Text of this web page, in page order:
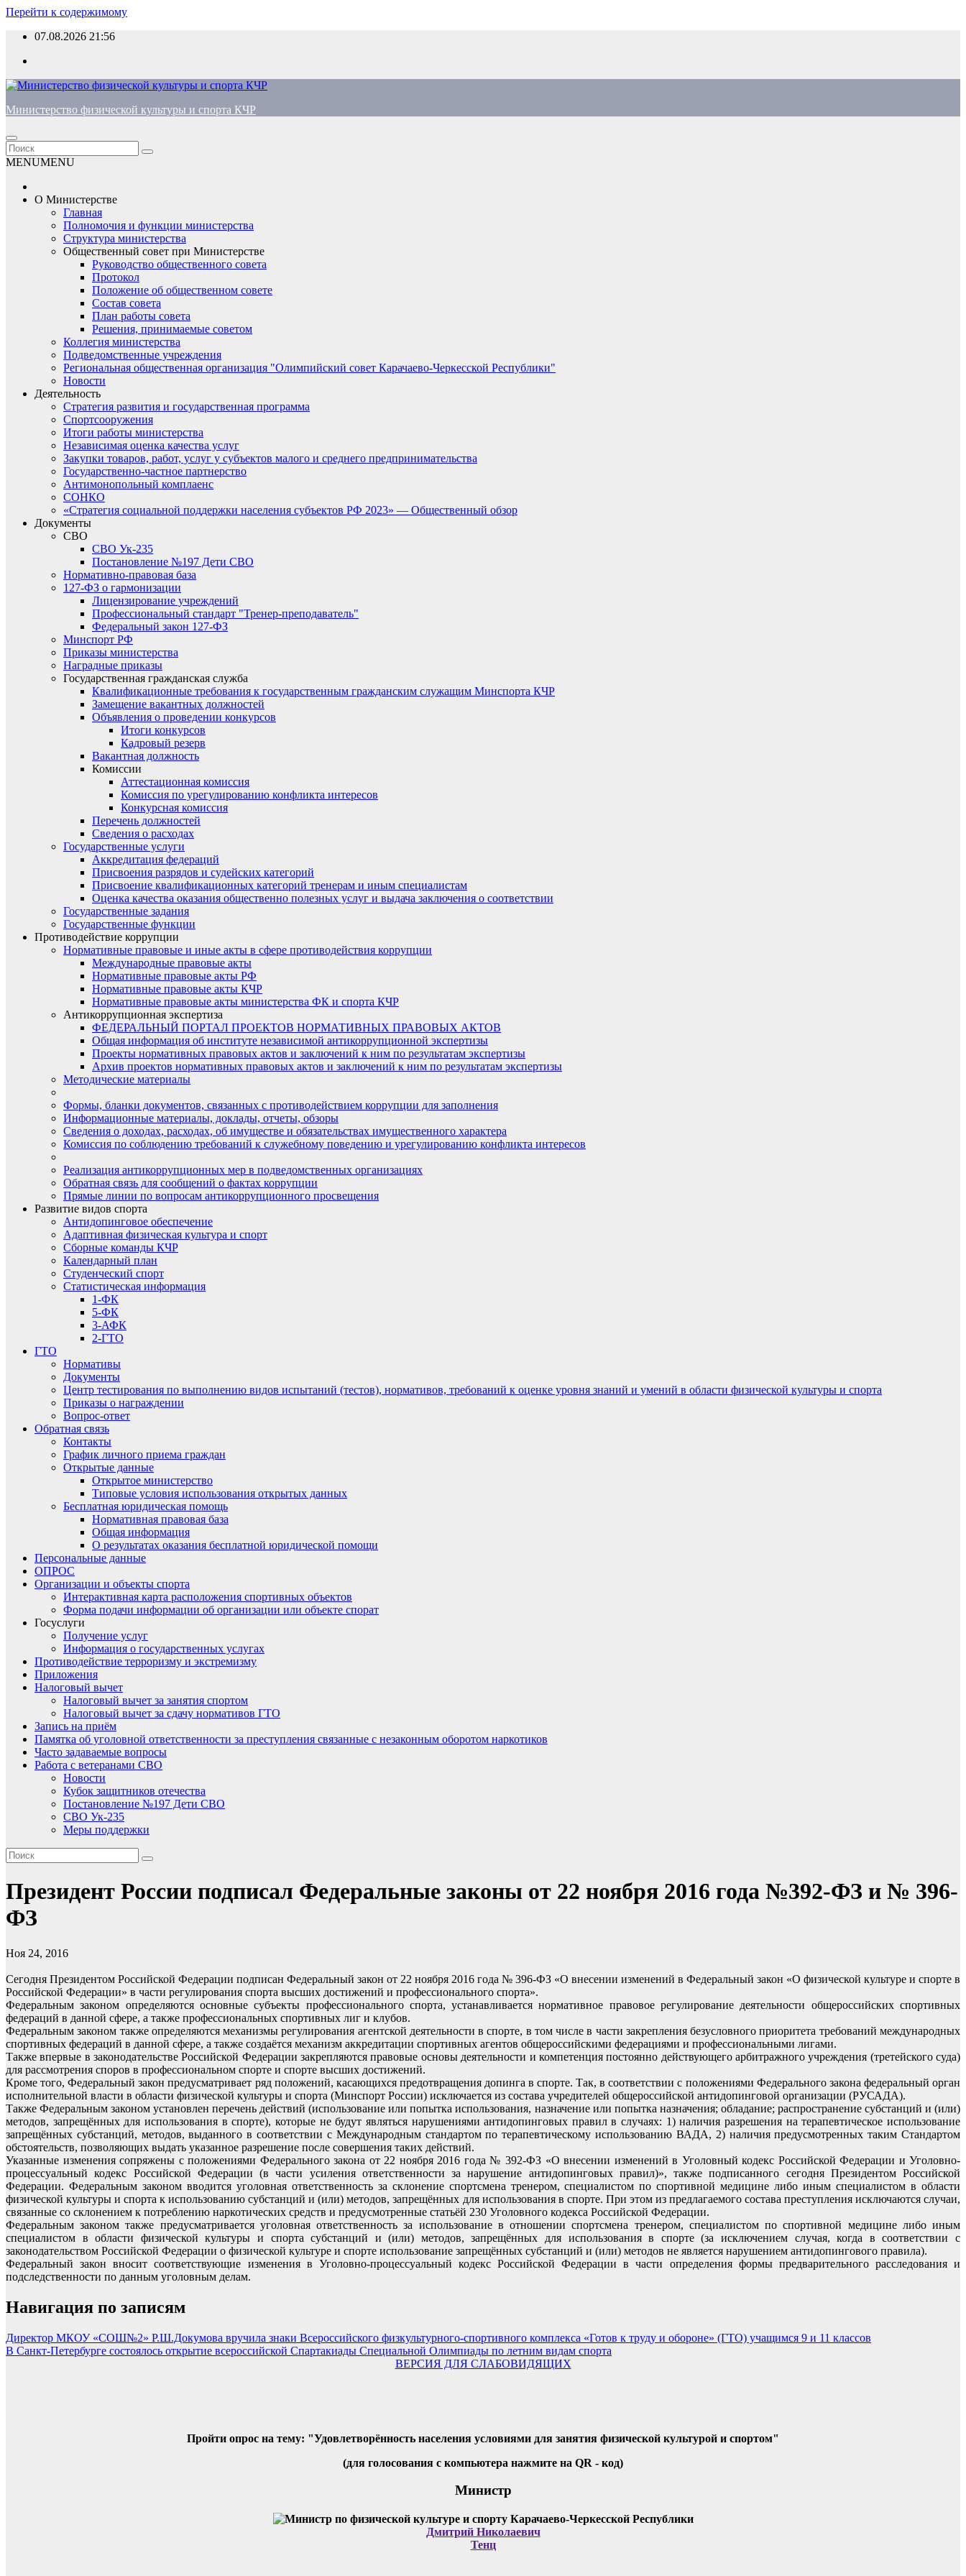
Перейти к содержимому
07.08.2026 21:56
Министерство физической культуры и спорта КЧР
MENUMENU
О Министерстве
Главная
Полномочия и функции министерства
Структура министерства
Общественный совет при Министерстве
Руководство общественного совета
Протокол
Положение об общественном совете
Состав совета
План работы совета
Решения, принимаемые советом
Коллегия министерства
Подведомственные учреждения
Региональная общественная организация "Олимпийский совет Карачаево-Черкесской Республики"
Новости
Деятельность
Стратегия развития и государственная программа
Спортсооружения
Итоги работы министерства
Независимая оценка качества услуг
Закупки товаров, работ, услуг у субъектов малого и среднего предпринимательства
Государственно-частное партнерство
Антимонопольный комплаенс
СОНКО
«Стратегия социальной поддержки населения субъектов РФ 2023» — Общественный обзор
Документы
СВО
СВО Ук-235
Постановление №197 Дети СВО
Нормативно-правовая база
127-ФЗ о гармонизации
Лицензирование учреждений
Профессиональный стандарт "Тренер-преподаватель"
Федеральный закон 127-ФЗ
Минспорт РФ
Приказы министерства
Наградные приказы
Государственная гражданская служба
Квалификационные требования к государственным гражданским служащим Минспорта КЧР
Замещение вакантных должностей
Объявления о проведении конкурсов
Итоги конкурсов
Кадровый резерв
Вакантная должность
Комиссии
Аттестационная комиссия
Комиссия по урегулированию конфликта интересов
Конкурсная комиссия
Перечень должностей
Сведения о расходах
Государственные услуги
Аккредитация федераций
Присвоения разрядов и судейских категорий
Присвоение квалификационных категорий тренерам и иным специалистам
Оценка качества оказания общественно полезных услуг и выдача заключения о соответствии
Государственные задания
Государственные функции
Противодействие коррупции
Нормативные правовые и иные акты в сфере противодействия коррупции
Международные правовые акты
Нормативные правовые акты РФ
Нормативные правовые акты КЧР
Нормативные правовые акты министерства ФК и спорта КЧР
Антикоррупционная экспертиза
ФЕДЕРАЛЬНЫЙ ПОРТАЛ ПРОЕКТОВ НОРМАТИВНЫХ ПРАВОВЫХ АКТОВ
Общая информация об институте независимой антикоррупционной экспертизы
Проекты нормативных правовых актов и заключений к ним по результатам экспертизы
Архив проектов нормативных правовых актов и заключений к ним по результатам экспертизы
Методические материалы
Формы, бланки документов, связанных с противодействием коррупции для заполнения
Информационные материалы, доклады, отчеты, обзоры
Сведения о доходах, расходах, об имуществе и обязательствах имущественного характера
Комиссия по соблюдению требований к служебному поведению и урегулированию конфликта интересов
Реализация антикоррупционных мер в подведомственных организациях
Обратная связь для сообщений о фактах коррупции
Прямые линии по вопросам антикоррупционного просвещения
Развитие видов спорта
Антидопинговое обеспечение
Адаптивная физическая культура и спорт
Сборные команды КЧР
Календарный план
Студенческий спорт
Статистическая информация
1-ФК
5-ФК
3-АФК
2-ГТО
ГТО
Нормативы
Документы
Центр тестирования по выполнению видов испытаний (тестов), нормативов, требований к оценке уровня знаний и умений в области физической культуры и спорта
Приказы о награждении
Вопрос-ответ
Обратная связь
Контакты
График личного приема граждан
Открытые данные
Открытое министерство
Типовые условия использования открытых данных
Бесплатная юридическая помощь
Нормативная правовая база
Общая информация
О результатах оказания бесплатной юридической помощи
Персональные данные
ОПРОС
Организации и объекты спорта
Интерактивная карта расположения спортивных объектов
Форма подачи информации об организации или объекте спорат
Госуслуги
Получение услуг
Информация о государственных услугах
Противодействие терроризму и экстремизму
Приложения
Налоговый вычет
Налоговый вычет за занятия спортом
Налоговый вычет за сдачу нормативов ГТО
Запись на приём
Памятка об уголовной ответственности за преступления связанные с незаконным оборотом наркотиков
Часто задаваемые вопросы
Работа с ветеранами СВО
Новости
Кубок защитников отечества
Постановление №197 Дети СВО
СВО Ук-235
Меры поддержки
Президент России подписал Федеральные законы от 22 ноября 2016 года №392-ФЗ и № 396-
ФЗ
Ноя 24, 2016
Сегодня Президентом Российской Федерации подписан Федеральный закон от 22 ноября 2016 года № 396-ФЗ «О внесении изменений в Федеральный закон «О физической культуре и спорте в
Российской Федерации» в части регулирования спорта высших достижений и профессионального спорта».
Федеральным законом определяются основные субъекты профессионального спорта, устанавливается нормативное правовое регулирование деятельности общероссийских спортивных
федераций в данной сфере, а также профессиональных спортивных лиг и клубов.
Федеральным законом также определяются механизмы регулирования агентской деятельности в спорте, в том числе в части закрепления безусловного приоритета требований международных
спортивных федераций в данной сфере, а также создаётся механизм аккредитации спортивных агентов общероссийскими федерациями и профессиональными лигами.
Также впервые в законодательстве Российской Федерации закрепляются правовые основы деятельности и компетенция постоянно действующего арбитражного учреждения (третейского суда)
для рассмотрения споров в профессиональном спорте и спорте высших достижений.
Кроме того, Федеральный закон предусматривает ряд положений, касающихся предотвращения допинга в спорте. Так, в соответствии с положениями Федерального закона федеральный орган
исполнительной власти в области физической культуры и спорта (Минспорт России) исключается из состава учредителей общероссийской антидопинговой организации (РУСАДА).
Также Федеральным законом установлен перечень действий (использование или попытка использования, назначение или попытка назначения; обладание; распространение субстанций и (или)
методов, запрещённых для использования в спорте), которые не будут являться нарушениями антидопинговых правил в случаях: 1) наличия разрешения на терапевтическое использование
запрещённых субстанций, методов, выданного в соответствии с Международным стандартом по терапевтическому использованию ВАДА, 2) наличия предусмотренных таким Стандартом
обстоятельств, позволяющих выдать указанное разрешение после совершения таких действий.
Указанные изменения сопряжены с положениями Федерального закона от 22 ноября 2016 года № 392-ФЗ «О внесении изменений в Уголовный кодекс Российской Федерации и Уголовно-
процессуальный кодекс Российской Федерации (в части усиления ответственности за нарушение антидопинговых правил)», также подписанного сегодня Президентом Российской
Федерации. Федеральным законом вводится уголовная ответственность за склонение спортсмена тренером, специалистом по спортивной медицине либо иным специалистом в области
физической культуры и спорта к использованию субстанций и (или) методов, запрещённых для использования в спорте. При этом из предлагаемого состава преступления исключаются случаи,
связанные со склонением к потреблению наркотических средств и предусмотренные статьёй 230 Уголовного кодекса Российской Федерации.
Федеральным законом также предусматривается уголовная ответственность за использование в отношении спортсмена тренером, специалистом по спортивной медицине либо иным
специалистом в области физической культуры и спорта субстанций и (или) методов, запрещённых для использования в спорте (за исключением случая, когда в соответствии с
законодательством Российской Федерации о физической культуре и спорте использование запрещённых субстанций и (или) методов не является нарушением антидопингового правила).
Федеральный закон вносит соответствующие изменения в Уголовно-процессуальный кодекс Российской Федерации в части определения формы предварительного расследования и
подследственности по данным уголовным делам.
Навигация по записям
Директор МКОУ «СОШ№2» Р.Ш.Докумова вручила знаки Всероссийского физкультурного-спортивного комплекса «Готов к труду и обороне» (ГТО) учащимся 9 и 11 классов
В Санкт-Петербурге состоялось открытие всероссийской Спартакиады Специальной Олимпиады по летним видам спорта
ВЕРСИЯ ДЛЯ СЛАБОВИДЯЩИХ
Пройти опрос на тему: "Удовлетворённость населения условиями для занятия физической культурой и спортом"
(для голосования с компьютера нажмите на QR - код)
Министр
Дмитрий Николаевич
Тенц